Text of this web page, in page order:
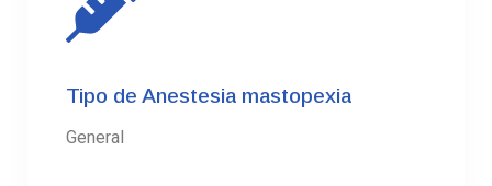
Tipo de Anestesia mastopexia
General